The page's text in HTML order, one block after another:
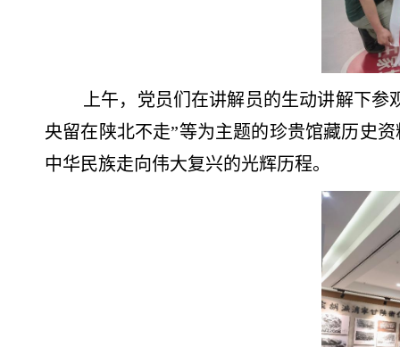
上午，党员们在讲解员的生动讲解下
央留在陕北不走”等为主题的珍贵馆藏历史
中华民族走向伟大复兴的光辉历程。